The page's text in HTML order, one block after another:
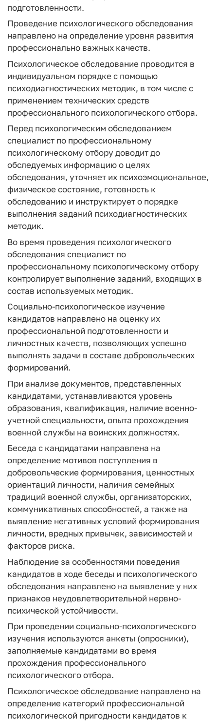
подготовленности.
Проведение психологического обследования
направлено на определение уровня развития
профессионально важных качеств.
Психологическое обследование проводится в
индивидуальном порядке с помощью
психодиагностических методик, в том числе с
применением технических средств
профессионального психологического отбора.
Перед психологическим обследованием
специалист по профессиональному
психологическому отбору доводит до
обследуемых информацию о целях
обследования, уточняет их психоэмоциональное,
физическое состояние, готовность к
обследованию и инструктирует о порядке
выполнения заданий психодиагностических
методик.
Во время проведения психологического
обследования специалист по
профессиональному психологическому отбору
контролирует выполнение заданий, входящих в
состав используемых методик.
Социально-психологическое изучение
кандидатов направлено на оценку их
профессиональной подготовленности и
личностных качеств, позволяющих успешно
выполнять задачи в составе добровольческих
формирований.
При анализе документов, представленных
кандидатами, устанавливаются уровень
образования, квалификация, наличие военно-
учетной специальности, опыта прохождения
военной службы на воинских должностях.
Беседа с кандидатами направлена на
определение мотивов поступления в
добровольческие формирования, ценностных
ориентаций личности, наличия семейных
традиций военной службы, организаторских,
коммуникативных способностей, а также на
выявление негативных условий формирования
личности, вредных привычек, зависимостей и
факторов риска.
Наблюдение за особенностями поведения
кандидатов в ходе беседы и психологического
обследования направлено на выявление у них
признаков неудовлетворительной нервно-
психической устойчивости.
При проведении социально-психологического
изучения используются анкеты (опросники),
заполняемые кандидатами во время
прохождения профессионального
психологического отбора.
Психологическое обследование направлено на
определение категорий профессиональной
психологической пригодности кандидатов к